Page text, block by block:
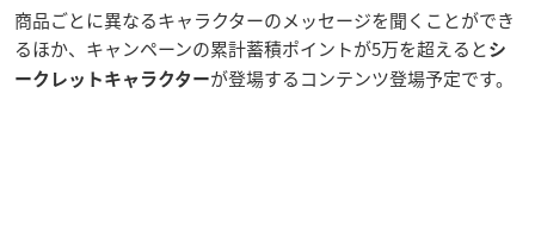
商品ごとに異なるキャラクターのメッセージを聞くことができ
るほか、キャンペーンの累計蓄積ポイントが5万を超えると シ
ークレットキャラクターが登場するコンテンツ登場予定です。